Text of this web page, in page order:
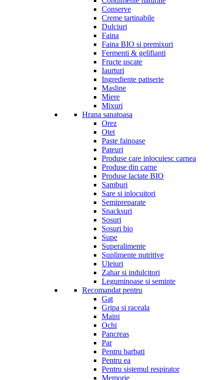
Conserve
Creme tartinabile
Dulciuri
Faina
Faina BIO si premixuri
Fermenti & gelifianti
Fructe uscate
Iaurturi
Ingrediente patiserie
Masline
Miere
Mixuri
Hrana sanatoasa
Orez
Otet
Paste fainoase
Pateuri
Produse care inlocuiesc carnea
Produse din carne
Produse lactate BIO
Samburi
Sare si inlocuitori
Semipreparate
Snacksuri
Sosuri
Sosuri bio
Supe
Superalimente
Suplimente nutritive
Uleiuri
Zahar si indulcitori
Leguminoase si seminte
Recomandat pentru
Gat
Gripa si raceala
Maini
Ochi
Pancreas
Par
Pentru barbati
Pentru ea
Pentru sistemul respirator
Memorie